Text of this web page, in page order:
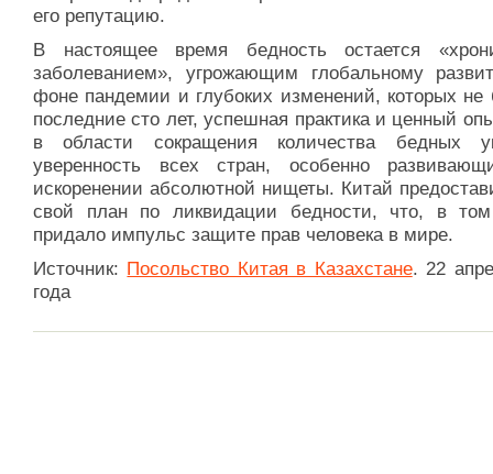
его репутацию.
В настоящее время бедность остается
заболеванием», угрожающим глобальному
фоне пандемии и глубоких изменений, которых не
последние сто лет, успешная практика и ценный
в области сокращения количества бедных
уверенность всех стран, особенно
искоренении абсолютной нищеты. Китай
свой план по ликвидации бедности, что, в
придало импульс защите прав человека в мире.
Источник: Посольство Китая в Казахстане. 22
года